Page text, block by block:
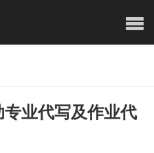
业代写及作业代